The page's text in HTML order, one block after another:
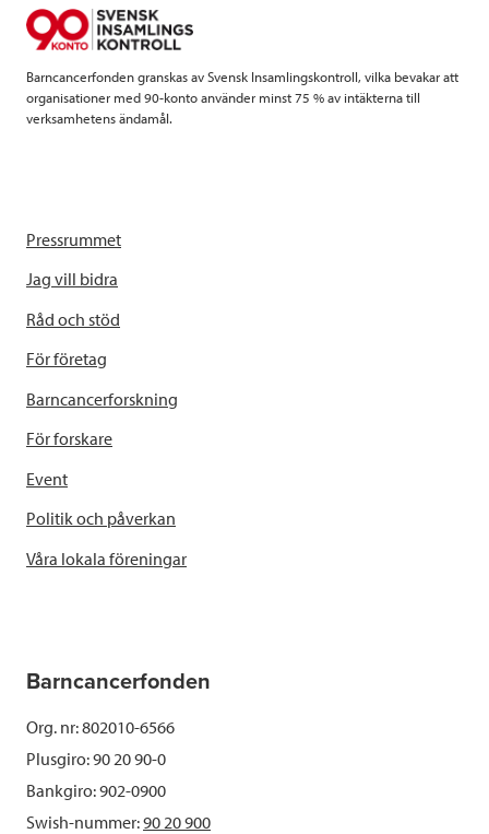
k
Barncancerfonden granskas av Svensk Insamlingskontroll, vilka bevakar att
organisationer med 90-konto använder minst 75 % av intäkterna till
verksamhetens ändamål.
Pressrummet
Jag vill bidra
Råd och stöd
För företag
Barncancerforskning
För forskare
Event
Politik och påverkan
Våra lokala föreningar
Barncancerfonden
Org. nr: 802010-6566
Plusgiro: 90 20 90-0
Bankgiro: 902-0900
Swish-nummer:90 20 900